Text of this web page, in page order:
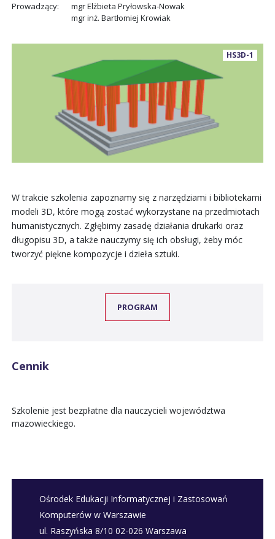
Prowadzący:
mgr Elżbieta Pryłowska-Nowak
mgr inż. Bartłomiej Krowiak
HS3D-1
W trakcie szkolenia zapoznamy się z narzędziami i bibliotekami
modeli 3D, które mogą zostać wykorzystane na przedmiotach
humanistycznych. Zgłębimy zasadę działania drukarki oraz
długopisu 3D, a także nauczymy się ich obsługi, żeby móc
tworzyć piękne kompozycje i dzieła sztuki.
PROGRAM
Cennik
Szkolenie jest bezpłatne dla nauczycieli województwa
mazowieckiego.
Ośrodek Edukacji Informatycznej i Zastosowań
Komputerów w Warszawie
ul. Raszyńska 8/10 02-026 Warszawa